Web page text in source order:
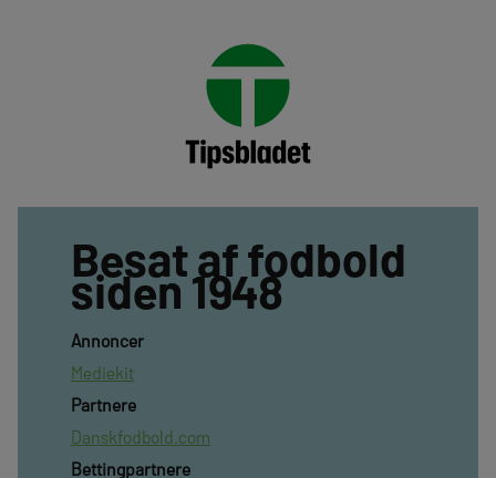
Besat af fodbold
siden 1948
Annoncer
Mediekit
Partnere
Danskfodbold.com
Bettingpartnere